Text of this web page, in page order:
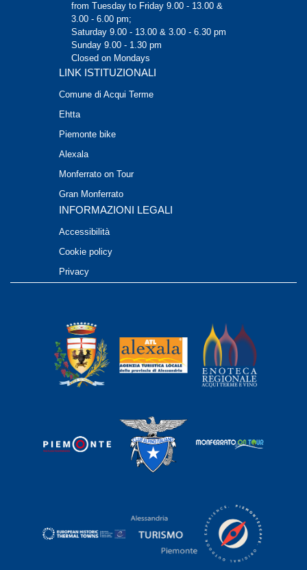
from Tuesday to Friday 9.00 - 13.00 &
3.00 - 6.00 pm;
Saturday 9.00 - 13.00 & 3.00 - 6.30 pm
Sunday 9.00 - 1.30 pm
Closed on Mondays
LINK ISTITUZIONALI
Comune di Acqui Terme
Ehtta
Piemonte bike
Alexala
Monferrato on Tour
Gran Monferrato
INFORMAZIONI LEGALI
Accessibilità
Cookie policy
Privacy